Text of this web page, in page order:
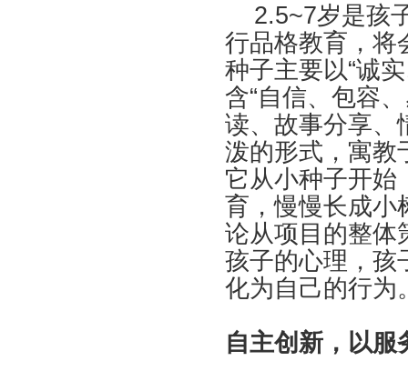
2.5~7岁是孩
行品格教育，将
种子主要以“诚
含“自信、包容
读、故事分享、
泼的形式，寓教
它从小种子开始
育，慢慢长成小
论从项目的整体
孩子的心理，孩
化为自己的行为
自主创新，以服